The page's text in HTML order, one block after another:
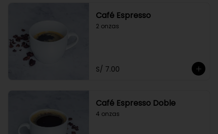
Café Espresso
2 onzas
S/ 7.00
Café Espresso Doble
4 onzas